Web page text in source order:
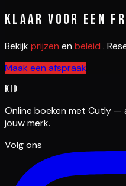
Klaar voor een
Bekijkprijzen en beleid .
Maak een afspraak
Kio
Online boeken met Cutly —
jouw merk.
Volg ons